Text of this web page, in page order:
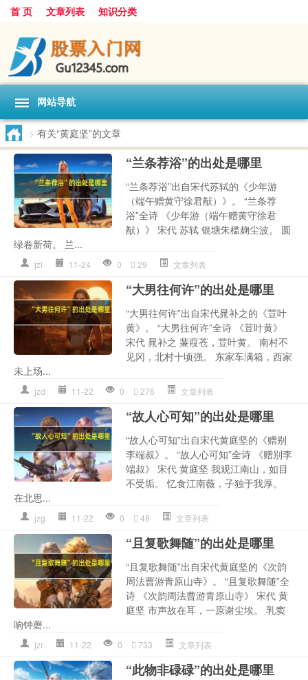
首 页 文章列表 知识分类
网站导航
> 有关“黄庭坚”的文章
“兰条荐浴”的出处是哪里
“兰条荐浴”出自宋代苏轼的《少年游
（端午赠黄守徐君猷）》。 “兰条荐
浴”全诗 《少年游（端午赠黄守徐君
猷）》 宋代 苏轼 银塘朱槛麹尘波。 圆
绿卷新荷。 兰...
jzl 11-24 0 29 文章列表
“大男往何许”的出处是哪里
“大男往何许”出自宋代晁补之的《荳叶
黄》。 “大男往何许”全诗 《荳叶黄》
宋代 晁补之 蒹葭苍，荳叶黄。 南村不
见冈，北村十顷强。 东家车满箱，西家
未上场...
jzd 11-22 0 276 文章列表
“故人心可知”的出处是哪里
“故人心可知”出自宋代黄庭坚的《赠别
李端叔》。 “故人心可知”全诗 《赠别李
端叔》 宋代 黄庭坚 我观江南山，如目
不受垢。 忆食江南薇，子独于我厚。
在北思...
jzg 11-22 0 48 文章列表
“且复歌舞随”的出处是哪里
“且复歌舞随”出自宋代黄庭坚的《次韵
周法曹游青原山寺》。 “且复歌舞随”全
诗 《次韵周法曹游青原山寺》 宋代 黄
庭坚 市声故在耳，一原谢尘埃。 乳窦
响钟磬...
jzr 11-22 0 733 文章列表
“此物非碌碌”的出处是哪里